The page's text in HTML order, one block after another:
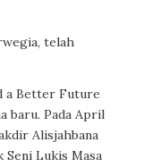
telah
a Better Future
baru. Pada April
Alisjahbana
Seni Lukis Masa